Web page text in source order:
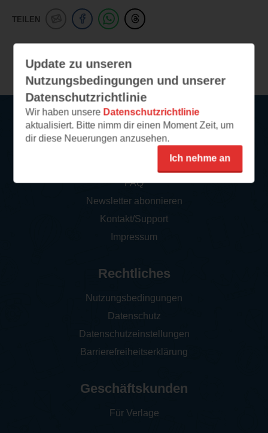
TEILEN
Update zu unseren
Nutzungsbedingungen und unserer
Datenschutzrichtlinie
Wir haben unsere Datenschutzrichtlinie
aktualisiert. Bitte nimm dir einen Moment Zeit, um
dir diese Neuerungen anzusehen.
Ich nehme an
Service
FAQ
Newsletter abonnieren
Kontakt/Support
Impressum
Rechtliches
Nutzungsbedingungen
Datenschutz
Datenschutzeinstellungen
Barrierefreiheitserklärung
Geschäftskunden
Für Verlage